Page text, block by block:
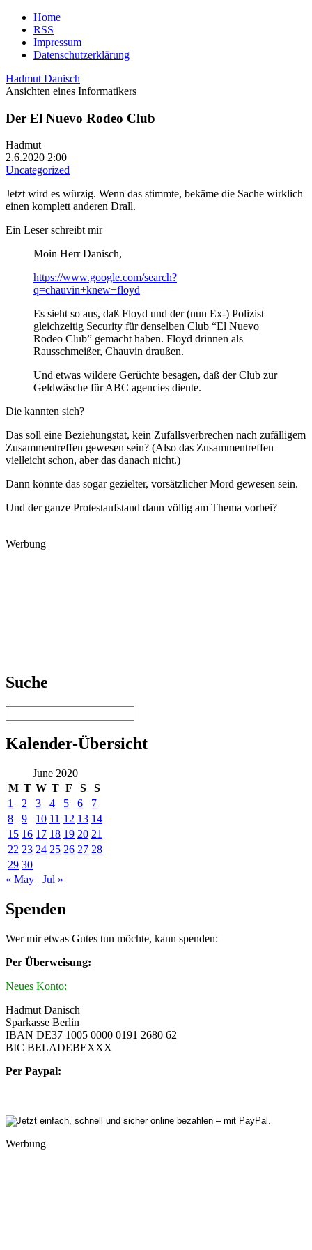
Home
RSS
Impressum
Datenschutzerklärung
Hadmut Danisch
Ansichten eines Informatikers
Der El Nuevo Rodeo Club
Hadmut
2.6.2020 2:00
Uncategorized
Jetzt wird es würzig. Wenn das stimmte, bekäme die Sache wirklich
einen komplett anderen Drall.
Ein Leser schreibt mir
Moin Herr Danisch,
https://www.google.com/search?
q=chauvin+knew+floyd
Es sieht so aus, daß Floyd und der (nun Ex-) Polizist
gleichzeitig Security für denselben Club “El Nuevo
Rodeo Club” gemacht haben. Floyd drinnen als
Rausschmeißer, Chauvin draußen.
Und etwas wildere Gerüchte besagen, daß der Club zur
Geldwäsche für ABC agencies diente.
Die kannten sich?
Das soll eine Beziehungstat, kein Zufallsverbrechen nach zufälligem
Zusammentreffen gewesen sein? (Also das Zusammentreffen
vielleicht schon, aber das danach nicht.)
Dann könnte das sogar gezielter, vorsätzlicher Mord gewesen sein.
Und der ganze Protestaufstand dann völlig am Thema vorbei?
Werbung
Suche
Kalender-Übersicht
June 2020
M T W T F S
S
1
2 3 4 5 6
7
8
9 10 11 12 13 14
15 16 17 18 19 20 21
22 23 24 25 26 27 28
29 30
« May
Jul »
Spenden
Wer mir etwas Gutes tun möchte, kann spenden:
Per Überweisung:
Neues Konto:
Hadmut Danisch
Sparkasse Berlin
IBAN DE37 1005 0000 0191 2680 62
BIC BELADEBEXXX
Per Paypal:
Werbung